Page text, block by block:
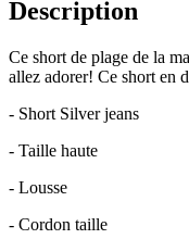
Description
Ce short de plage de la
allez adorer! Ce short en
- Short Silver jeans
- Taille haute
- Lousse
- Cordon taille